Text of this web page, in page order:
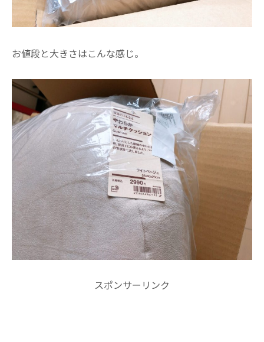
お値段と大きさはこんな感じ。
スポンサーリンク